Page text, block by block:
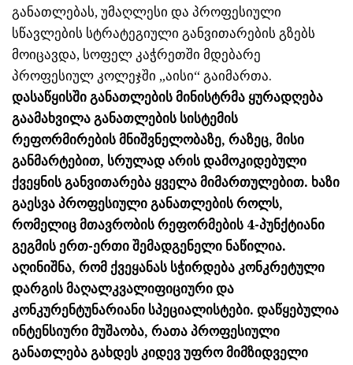
განათლებას, უმაღლესი და პროფესიული
სწავლების სტრატეგიული განვითარების გზებს
მოიცავდა, სოფელ კაჭრეთში მდებარე
პროფესიულ კოლეჯში „აისი“ გაიმართა.
დასაწყისში განათლების მინისტრმა ყურადღება
გაამახვილა განათლების სისტემის
რეფორმირების მნიშვნელობაზე, რაზეც, მისი
განმარტებით, სრულად არის დამოკიდებული
ქვეყნის განვითარება ყველა მიმართულებით. ხაზი
გაესვა პროფესიული განათლების როლს,
რომელიც მთავრობის რეფორმების 4-პუნქტიანი
გეგმის ერთ-ერთი შემადგენელი ნაწილია.
აღინიშნა, რომ ქვეყანას სჭირდება კონკრეტული
დარგის მაღალკვალიფიციური და
კონკურენტუნარიანი სპეციალისტები. დაწყებულია
ინტენსიური მუშაობა, რათა პროფესიული
განათლება გახდეს კიდევ უფრო მიმზიდველი